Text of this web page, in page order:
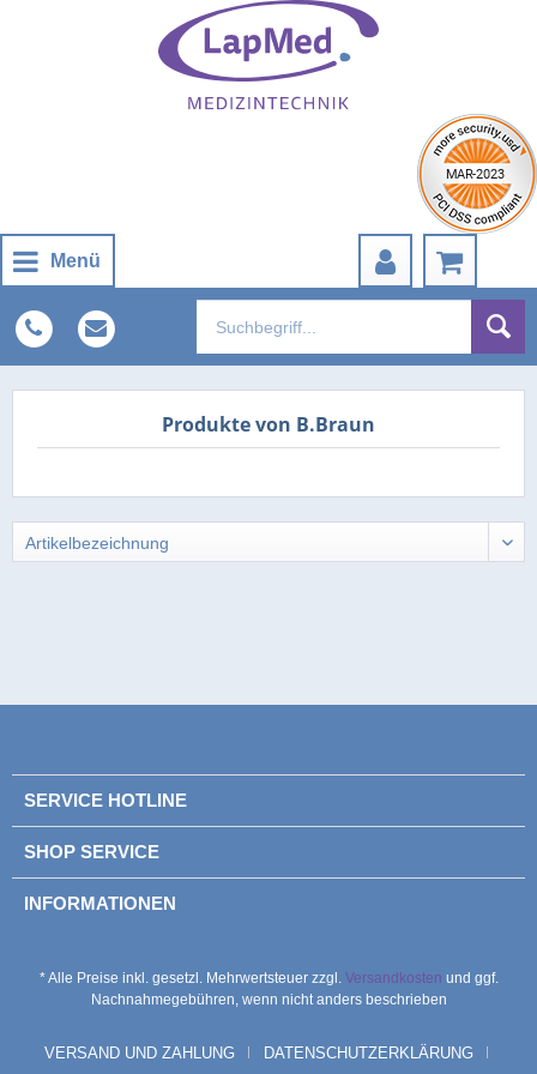
Menü
Produkte von B.Braun
SERVICE HOTLINE
SHOP SERVICE
INFORMATIONEN
* Alle Preise inkl. gesetzl. Mehrwertsteuer zzgl. Versandkosten und ggf.
Nachnahmegebühren, wenn nicht anders beschrieben
VERSAND UND ZAHLUNG
DATENSCHUTZERKLÄRUNG